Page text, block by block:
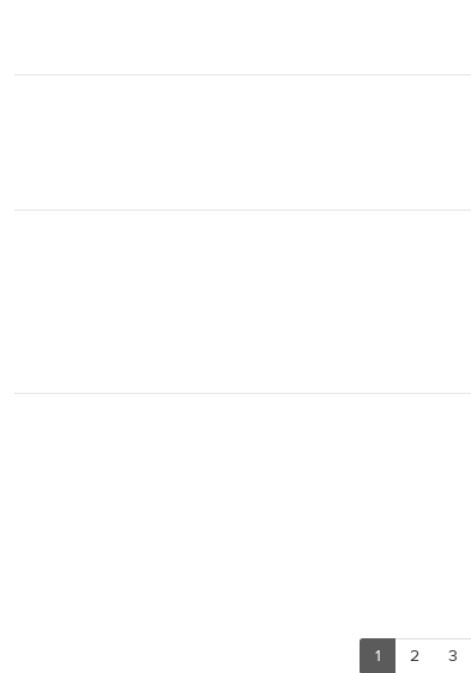
1 2 3